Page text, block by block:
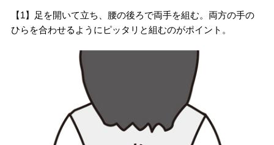
【1】足を開いて立ち、腰の後ろで両手を組む。両方の手の
ひらを合わせるようにピッタリと組むのがポイント。